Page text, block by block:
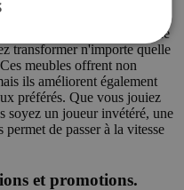
un bureau gaming et une
transformer n'importe quelle
meubles offrent non
ils améliorent également
préférés. Que vous jouiez
soyez un joueur invétéré, une
de passer à la vitesse
et promotions.